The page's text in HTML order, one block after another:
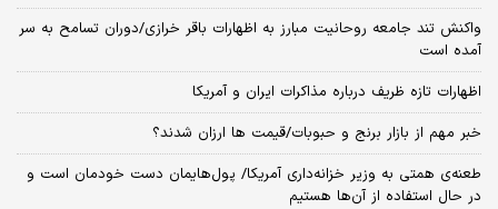
واکنش تند جامعه روحانیت مبارز به اظهارات باقر خرازی/دوران تسامح به سر
آمده است
اظهارات تازه ظریف درباره مذاکرات ایران و آمریکا
خبر مهم از بازار برنج و حبوبات/قیمت ها ارزان شدند؟
طعنه‌ی‌ همتی به وزیر خزانه‌داری آمریکا/ پول‌هایمان دست خودمان است و
در حال استفاده از آن‌ها هستیم